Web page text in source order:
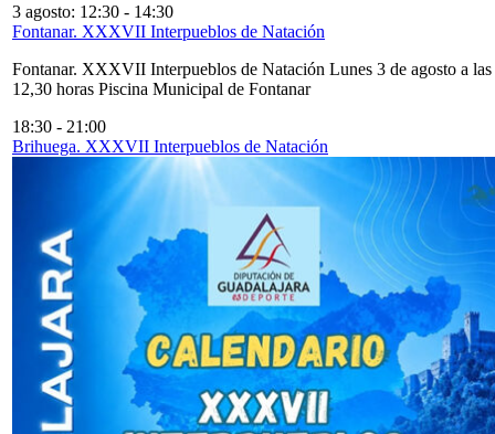
3 agosto: 12:30 - 14:30
Fontanar. XXXVII Interpueblos de Natación
Fontanar. XXXVII Interpueblos de Natación Lunes 3 de agosto a las
12,30 horas Piscina Municipal de Fontanar
18:30 - 21:00
Brihuega. XXXVII Interpueblos de Natación